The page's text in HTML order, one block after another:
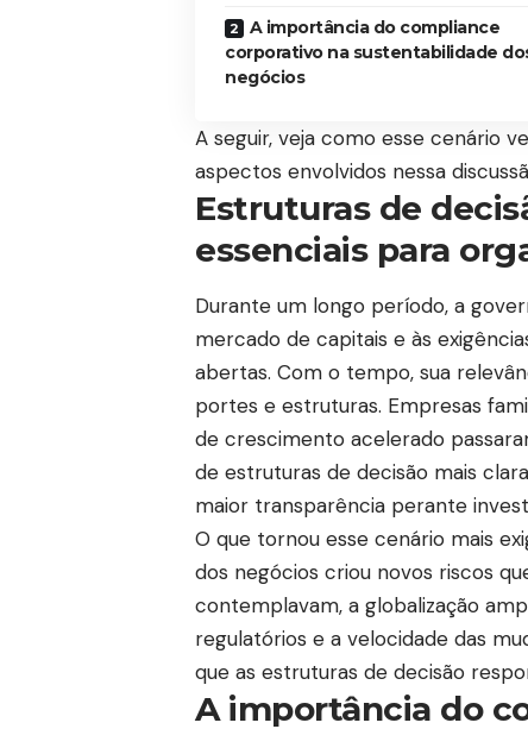
A importância do compliance
corporativo na sustentabilidade
negócios
A seguir, veja como esse cenário
aspectos envolvidos nessa
Estruturas de
essenciais para
Durante um longo período, a
mercado de capitais e às
abertas. Com o tempo, sua
portes e estruturas. Empresas
de crescimento acelerado
de estruturas de decisão mais
maior transparência perante
O que tornou esse cenário mais
dos negócios criou novos riscos
contemplavam, a globalização
regulatórios e a velocidade das
que as estruturas de decisão
A importância do